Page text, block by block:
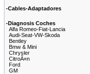
-Cables-Adaptadores
-Diagnosis Coches
Alfa Romeo-Fiat-Lancia
Audi-Seat-VW-Skoda
Bentley
Bmw & Mini
Chrysler
CitroÃ«n
Ford
GM